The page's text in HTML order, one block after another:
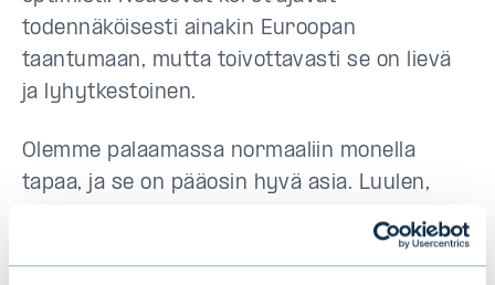
todennäköisesti ainakin Euroopan
taantumaan, mutta toivottavasti se on lievä
ja lyhytkestoinen.
Olemme palaamassa normaaliin monella
tapaa, ja se on pääosin hyvä asia. Luulen,
pohjan. Samalla kuitenkin sijoittajien pitää